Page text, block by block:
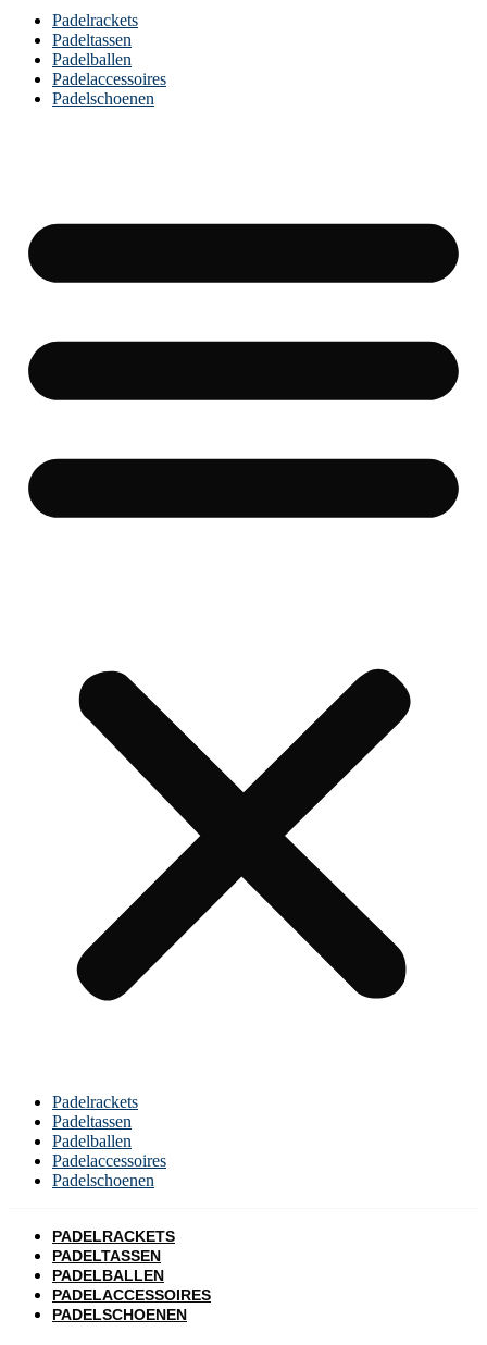
Padelrackets
Padeltassen
Padelballen
Padelaccessoires
Padelschoenen
Padelrackets
Padeltassen
Padelballen
Padelaccessoires
Padelschoenen
PADELRACKETS
PADELTASSEN
PADELBALLEN
PADELACCESSOIRES
PADELSCHOENEN